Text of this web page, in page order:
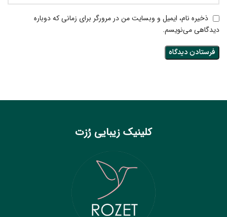
ذخیره نام، ایمیل و وبسایت من در مرورگر برای زمانی که دوباره
دیدگاهی می‌نویسم.
کلینیک زیبایی رُزت